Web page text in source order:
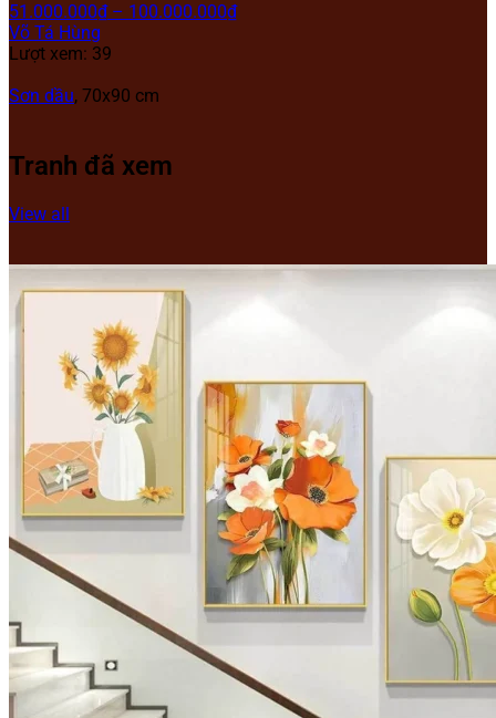
51.000.000₫ – 100.000.000₫
Võ Tá Hùng
Lượt xem: 39
Sơn dầu, 70x90 cm
Tranh đã xem
View all